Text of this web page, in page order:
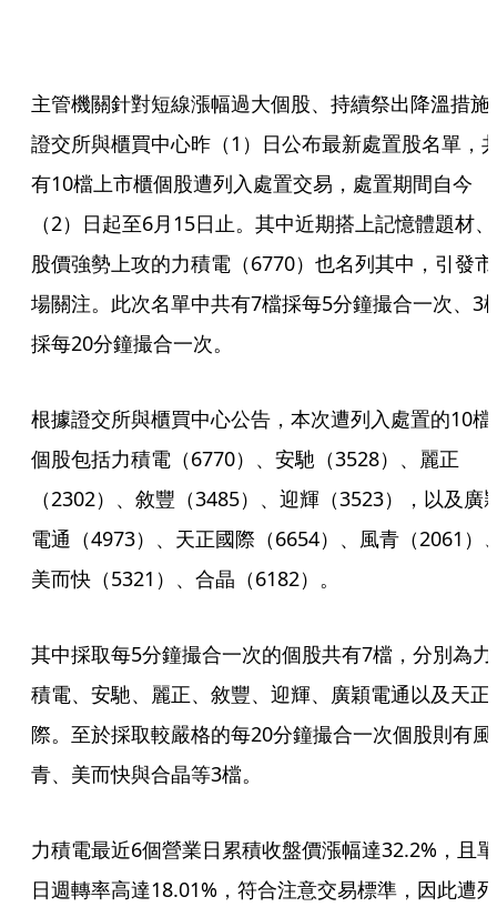
主管機關針對短線漲幅過大個股、持續祭出降溫措施
證交所與櫃買中心昨（1）日公布最新處置股名單，
有10檔上市櫃個股遭列入處置交易，處置期間自今
（2）日起至6月15日止。其中近期搭上記憶體題材、
股價強勢上攻的力積電（6770）也名列其中，引發市
場關注。此次名單中共有7檔採每5分鐘撮合一次、3
採每20分鐘撮合一次。
根據證交所與櫃買中心公告，本次遭列入處置的10檔
個股包括力積電（6770）、安馳（3528）、麗正
（2302）、敘豐（3485）、迎輝（3523），以及廣
電通（4973）、天正國際（6654）、風青（2061）
美而快（5321）、合晶（6182）。
其中採取每5分鐘撮合一次的個股共有7檔，分別為力
積電、安馳、麗正、敘豐、迎輝、廣穎電通以及天正
際。至於採取較嚴格的每20分鐘撮合一次個股則有風
青、美而快與合晶等3檔。
力積電最近6個營業日累積收盤價漲幅達32.2%，且單
日週轉率高達18.01%，符合注意交易標準，因此遭列